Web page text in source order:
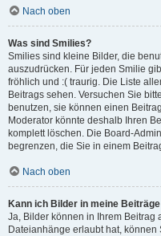
Nach oben
Was sind Smilies?
Smilies sind kleine Bilder, die
auszudrücken. Für jeden Smilie
fröhlich und :( traurig. Die Liste
Beitrags sehen. Versuchen Sie
benutzen, sie können einen
Moderator könnte deshalb Ihren
komplett löschen. Die Board-
begrenzen, die Sie in einem
Nach oben
Kann ich Bilder in meine
Ja, Bilder können in Ihrem Beitrag
Dateianhänge erlaubt hat,